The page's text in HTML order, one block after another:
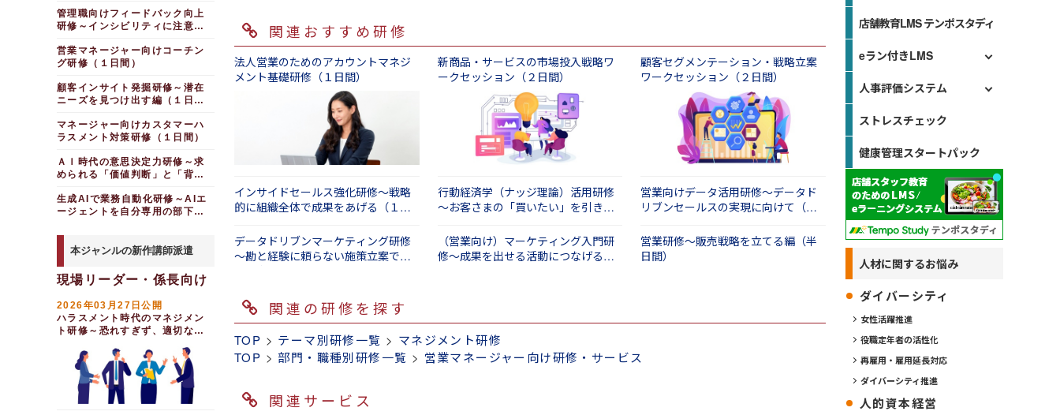
関連おすすめ研修
法人営業のためのアカウントマネジ
メント基礎研修（１日間）
新商品・サービスの市場投入戦略ワ
ークセッション（２日間）
顧客セグメンテーション・戦略立案
ワークセッション（２日間）
インサイドセールス強化研修～戦略
的に組織全体で成果をあげる（１日
行動経済学（ナッジ理論）活用研修
～お客さまの「買いたい」を引き出
営業向けデータ活用研修～データド
リブンセールスの実現に向けて（１
データドリブンマーケティング研修
～勘と経験に頼らない施策立案で成
（営業向け）マーケティング入門研
修～成果を出せる活動につなげる
営業研修～販売戦略を立てる編（半
日間）
関連の研修を探す
TOP > テーマ別研修一覧 > マネジメント研修
TOP > 部門・職種別研修一覧 > 営業マネージャー向け研修・サービス
関連サービス
管理職向けフィードバック向上
研修～インシビリティに注意
間）
営業マネージャー向けコーチン
グ研修（１日間）
顧客インサイト発掘研修～潜在
ニーズを見つけ出す編（１日
マネージャー向けカスタマーハ
ラスメント対策研修（１日間）
ＡＩ時代の意思決定力研修～求
められる「価値判断」と「背負
生成AIで業務自動化研修～AIエ
ージェントを自分専用の部下に
本ジャンルの新作講師派遣
現場リーダー・係長向け
2026年03月27日公開
ハラスメント時代のマネジメン
ト研修～恐れすぎず、適切な距
店舗教育LMS テンポスタディ
eラン付きLMS
人事評価システム
ストレスチェック
健康管理スタートパック
人材に関するお悩み
ダイバーシティ
女性活躍推進
役職定年者の活性化
再雇用・雇用延長対応
ダイバーシティ推進
人的資本経営